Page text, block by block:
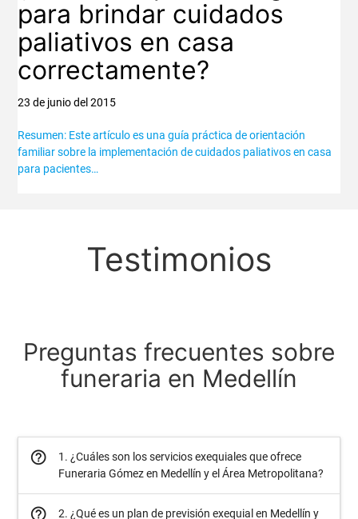
para brindar cuidados
paliativos en casa
correctamente?
23 de junio del 2015
Resumen: Este artículo es una guía práctica de orientación
familiar sobre la implementación de cuidados paliativos en casa
para pacientes…
Testimonios
Preguntas frecuentes sobre
funeraria en Medellín
help_outline
1. ¿Cuáles son los servicios exequiales que ofrece
Funeraria Gómez en Medellín y el Área Metropolitana?
help_outline
2. ¿Qué es un plan de previsión exequial en Medellín y